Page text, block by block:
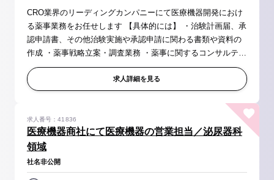
CRO業界のリーディングカンパニーにて医療機器開発におけ
る薬事業務をお任せします 【具体的には】 ・治験計画届、承
認申請書、その他治験実施や承認申請に関わる書類や資料の
作成 ・薬事戦略立案・調査業務 ・薬事に関するコンサルティ
ング業務 など 【会社について】 ■創業以来、右肩上がりで
成長を続けて...
求人詳細を見る
医療機器商社にて医療機器の営業担当／泌尿器科
領域
求人番号：41836
社名非公開